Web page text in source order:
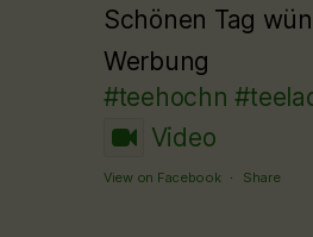
Schönen Tag
Werbung
#teehochn
Video
View on Facebook · Share